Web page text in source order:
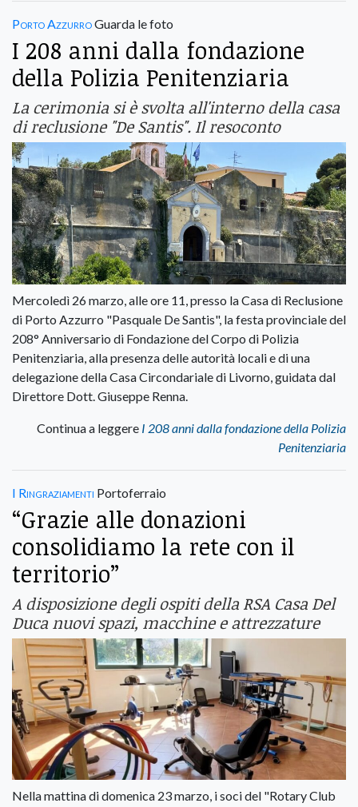
Porto AzzurroGuarda le foto
I 208 anni dalla fondazione
della Polizia Penitenziaria
La cerimonia si è svolta all'interno della casa
di reclusione "De Santis". Il resoconto
Mercoledì 26 marzo, alle ore 11, presso la Casa di Reclusione
di Porto Azzurro "Pasquale De Santis", la festa provinciale del
208° Anniversario di Fondazione del Corpo di Polizia
Penitenziaria, alla presenza delle autorità locali e di una
delegazione della Casa Circondariale di Livorno, guidata dal
Direttore Dott. Giuseppe Renna.
Continua a leggere I 208 anni dalla fondazione della Polizia
Penitenziaria
I Ringraziamenti Portoferraio
“Grazie alle donazioni
consolidiamo la rete con il
territorio”
A disposizione degli ospiti della RSA Casa Del
Duca nuovi spazi, macchine e attrezzature
Nella mattina di domenica 23 marzo, i soci del "Rotary Club